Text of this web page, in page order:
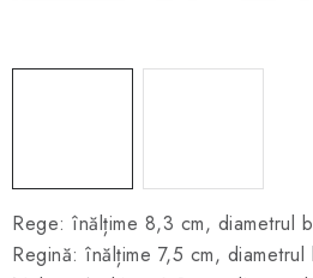
Rege: înălțime 8,3 cm, diametrul
Regină: înălțime 7,5 cm,